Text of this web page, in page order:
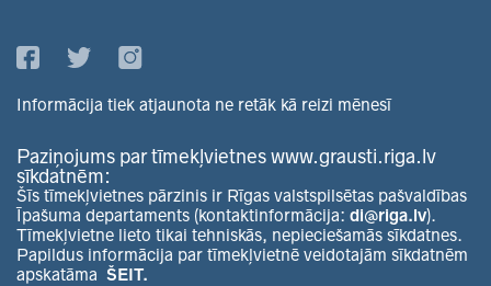
Informācija tiek atjaunota ne retāk kā reizi mēnesī
Paziņojums par tīmekļvietnes www.grausti.riga.lv
sīkdatnēm:
Šīs tīmekļvietnes pārzinis ir Rīgas valstspilsētas pašvaldības
Īpašuma departaments (kontaktinformācija: di@riga.lv).
Tīmekļvietne lieto tikai tehniskās, nepieciešamās sīkdatnes.
Papildus informācija par tīmekļvietnē veidotajām sīkdatnēm
apskatāma ŠEIT.